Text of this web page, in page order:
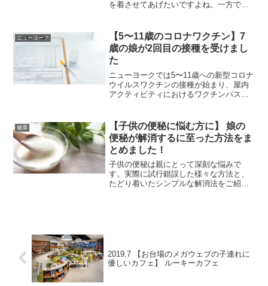
を着させてあげたいですよね。一方で子
そんな時に便利なのがエンジェルスクロ
ーゼットのレンタル衣装。リーズナブル
に素敵な衣装を着ることができます。毎
回違った衣装を着られるのも嬉しいです
ね！
ニューヨーク
【5〜11歳のコロナワクチン】7
歳の娘が2回目の接種を受けまし
た
ニューヨークでは5〜11歳への新型コロナ
ウイルスワクチンの接種が始まり、屋内
アクティビティにおけるワクチンパスポ
ン接種を開始しました。1回目は全く副反
応がなかったのですが、2回目はどうなっ
たのかご紹介します。
健康
【子供の便秘に悩む方に】 娘の
便秘が解消するに至った方法をま
とめました！
子供の便秘は親にとって深刻な悩みで
す。実際に試行錯誤した様々な方法と、
たどり着いたシンプルな解消法をご紹介
2019.7 【お台場のメガウェブの子連れに
優しいカフェ】 ルーキーカフェ